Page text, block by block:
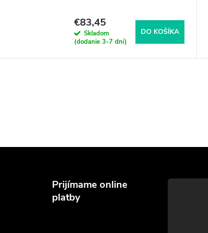
€83,45
Skladom
(dodanie 3-7 dní)
DO KOŠÍKA
Prijímame online
platby